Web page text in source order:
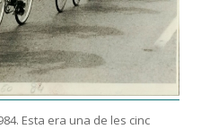
Esta era una de les cinc